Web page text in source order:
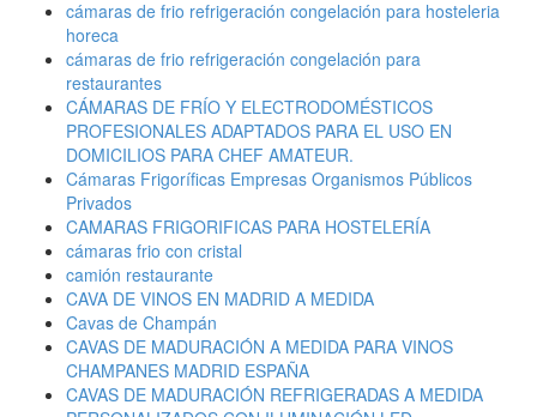
cámaras de frio refrigeración congelación para hosteleria
horeca
cámaras de frio refrigeración congelación para
restaurantes
CÁMARAS DE FRÍO Y ELECTRODOMÉSTICOS
PROFESIONALES ADAPTADOS PARA EL USO EN
DOMICILIOS PARA CHEF AMATEUR.
Cámaras Frigoríficas Empresas Organismos Públicos
Privados
CAMARAS FRIGORIFICAS PARA HOSTELERÍA
cámaras frio con cristal
camión restaurante
CAVA DE VINOS EN MADRID A MEDIDA
Cavas de Champán
CAVAS DE MADURACIÓN A MEDIDA PARA VINOS
CHAMPANES MADRID ESPAÑA
CAVAS DE MADURACIÓN REFRIGERADAS A MEDIDA